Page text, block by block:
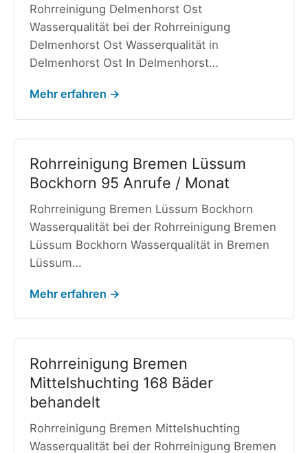
Rohrreinigung Delmenhorst Ost
Wasserqualität bei der Rohrreinigung
Delmenhorst Ost Wasserqualität in
Delmenhorst Ost In Delmenhorst…
Mehr erfahren →
Rohrreinigung Bremen Lüssum
Bockhorn 95 Anrufe / Monat
Rohrreinigung Bremen Lüssum Bockhorn
Wasserqualität bei der Rohrreinigung Bremen
Lüssum Bockhorn Wasserqualität in Bremen
Lüssum…
Mehr erfahren →
Rohrreinigung Bremen
Mittelshuchting 168 Bäder
behandelt
Rohrreinigung Bremen Mittelshuchting
Wasserqualität bei der Rohrreinigung Bremen